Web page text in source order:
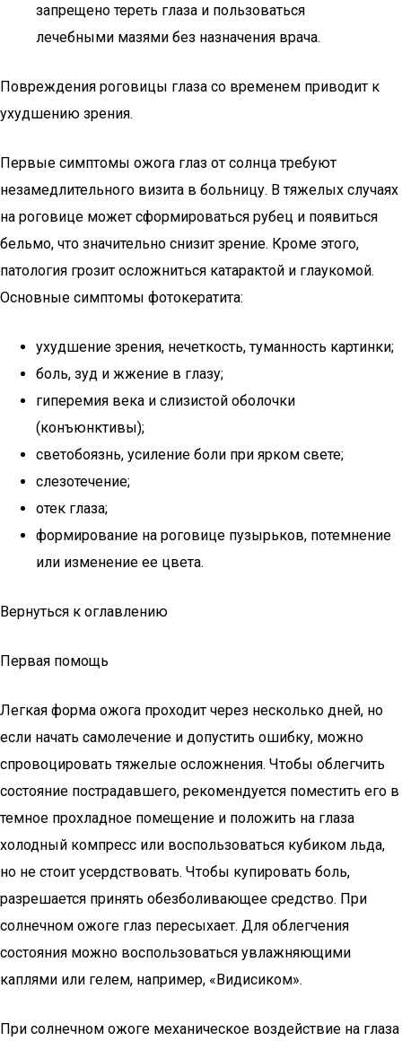
запрещено тереть глаза и пользоваться
лечебными мазями без назначения врача.
Повреждения роговицы глаза со временем приводит к
ухудшению зрения.
Первые симптомы ожога глаз от солнца требуют
незамедлительного визита в больницу. В тяжелых случаях
на роговице может сформироваться рубец и появиться
бельмо, что значительно снизит зрение. Кроме этого,
патология грозит осложниться катарактой и глаукомой.
Основные симптомы фотокератита:
ухудшение зрения, нечеткость, туманность картинки;
боль, зуд и жжение в глазу;
гиперемия века и слизистой оболочки
(конъюнктивы);
светобоязнь, усиление боли при ярком свете;
слезотечение;
отек глаза;
формирование на роговице пузырьков, потемнение
или изменение ее цвета.
Вернуться к оглавлению
Первая помощь
Легкая форма ожога проходит через несколько дней, но
если начать самолечение и допустить ошибку, можно
спровоцировать тяжелые осложнения. Чтобы облегчить
состояние пострадавшего, рекомендуется поместить его в
темное прохладное помещение и положить на глаза
холодный компресс или воспользоваться кубиком льда,
но не стоит усердствовать. Чтобы купировать боль,
разрешается принять обезболивающее средство. При
солнечном ожоге глаз пересыхает. Для облегчения
состояния можно воспользоваться увлажняющими
каплями или гелем, например, «Видисиком».
При солнечном ожоге механическое воздействие на глаза